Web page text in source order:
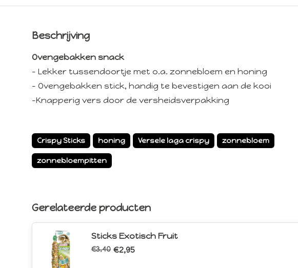
Beschrijving
Ovengebakken snack
- Lekker tussendoortje met o.a. zonnebloem en honing
- Ovengebakken stick, handig te bevestigen aan de kooi
-Knapperig vers door de versheidsverpakking
Crispy Sticks honing Versele laga crispy zonnebloem
zonnebloempitten
Gerelateerde producten
Sticks Exotisch Fruit
€3,40 €2,95